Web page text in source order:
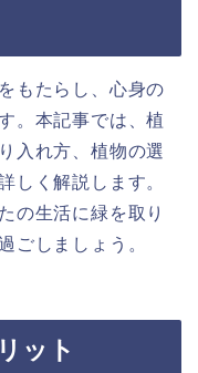
もたらし、心身の
。本記事では、植
入れ方、植物の選
しく解説します。
の生活に緑を取り
ごしましょう。
ット